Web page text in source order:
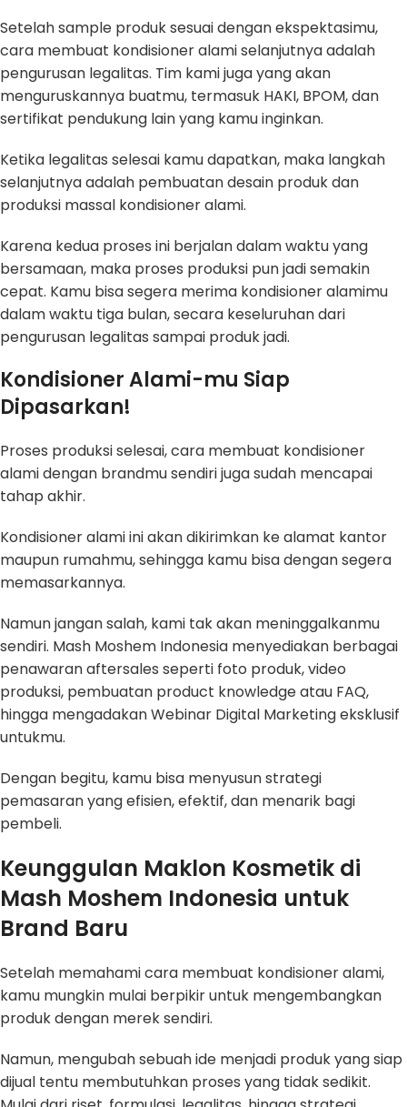
Setelah sample produk sesuai dengan ekspektasimu,
cara membuat kondisioner alami selanjutnya adalah
pengurusan legalitas. Tim kami juga yang akan
menguruskannya buatmu, termasuk HAKI, BPOM, dan
sertifikat pendukung lain yang kamu inginkan.
Ketika legalitas selesai kamu dapatkan, maka langkah
selanjutnya adalah pembuatan desain produk dan
produksi massal kondisioner alami.
Karena kedua proses ini berjalan dalam waktu yang
bersamaan, maka proses produksi pun jadi semakin
cepat. Kamu bisa segera merima kondisioner alamimu
dalam waktu tiga bulan, secara keseluruhan dari
pengurusan legalitas sampai produk jadi.
Kondisioner Alami-mu Siap
Dipasarkan!
Proses produksi selesai, cara membuat kondisioner
alami dengan brandmu sendiri juga sudah mencapai
tahap akhir.
Kondisioner alami ini akan dikirimkan ke alamat kantor
maupun rumahmu, sehingga kamu bisa dengan segera
memasarkannya.
Namun jangan salah, kami tak akan meninggalkanmu
sendiri. Mash Moshem Indonesia menyediakan berbagai
penawaran aftersales seperti foto produk, video
produksi, pembuatan product knowledge atau FAQ,
hingga mengadakan Webinar Digital Marketing eksklusif
untukmu.
Dengan begitu, kamu bisa menyusun strategi
pemasaran yang efisien, efektif, dan menarik bagi
pembeli.
Keunggulan Maklon Kosmetik di
Mash Moshem Indonesia untuk
Brand Baru
Setelah memahami cara membuat kondisioner alami,
kamu mungkin mulai berpikir untuk mengembangkan
produk dengan merek sendiri.
Namun, mengubah sebuah ide menjadi produk yang siap
dijual tentu membutuhkan proses yang tidak sedikit.